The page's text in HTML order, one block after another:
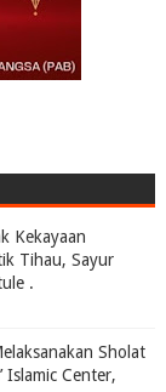
Kekayaan
Tihau, Sayur
.
Sholat
Islamic Center,